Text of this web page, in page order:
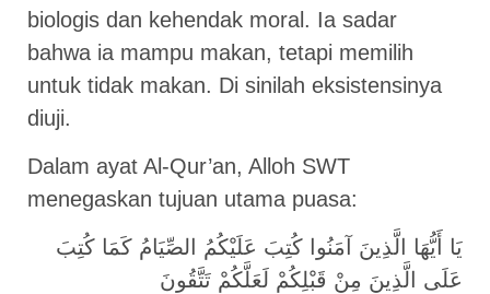
biologis dan kehendak moral. Ia sadar
bahwa ia mampu makan, tetapi memilih
untuk tidak makan. Di sinilah eksistensinya
diuji.
Dalam ayat Al-Qur’an, Alloh SWT
menegaskan tujuan utama puasa:
يَا أَيُّهَا الَّذِينَ آمَنُوا كُتِبَ عَلَيْكُمُ الصِّيَامُ كَمَا كُتِبَ
عَلَى الَّذِينَ مِنْ قَبْلِكُمْ لَعَلَّكُمْ تَتَّقُونَ